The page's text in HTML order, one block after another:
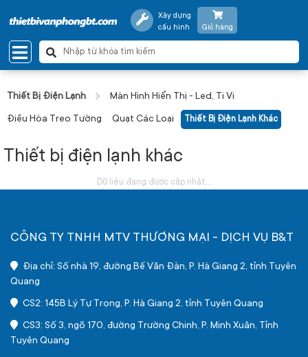
Xây dựng
cấu hình
Giỏ hàng
Thiết Bị Điện Lạnh Màn Hình Hiển Thị - Led, Ti Vi
Điều Hòa Treo Tường Quạt Các Loại Thiết Bị Điện Lạnh Khác
Thiết bị điện lạnh khác
Dữ liệu đang được cập nhật...
CÔNG TY TNHH MTV THƯƠNG MẠI - DỊCH VỤ B&T
Địa chỉ: Số nhà 19, đường Bế Văn Đàn, P. Hà Giang 2, tỉnh Tuyên
Quang
CS2: 145B Lý Tự Trọng, P. Hà Giang 2, tỉnh Tuyên Quang
CS3: Số 3, ngõ 170, đường Trường Chinh, P. Minh Xuân, Tỉnh
Tuyên Quang